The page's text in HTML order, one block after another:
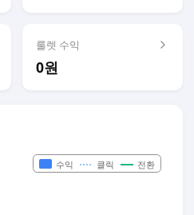
룰렛 수익
0원